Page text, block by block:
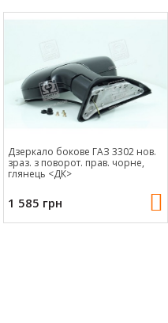
Дзеркало бокове ГАЗ 3302 нов.
зраз. з поворот. прав. чорне,
глянець <ДК>
1 585 грн